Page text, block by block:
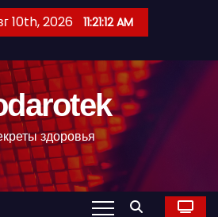
10th, 2026 11:21:13 AM
здоровья